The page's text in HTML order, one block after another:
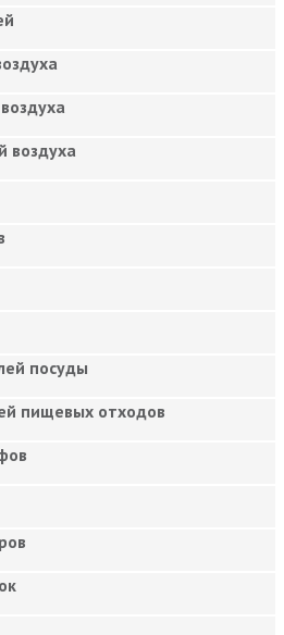
воздуха
посуды
пищевых отходов